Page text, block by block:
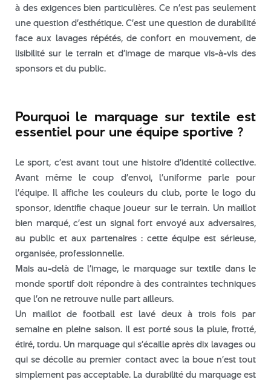
juin 2026
mai 2026
avril 2026
décembre 2025
novembre 2025
août 2025
juillet 2025
juin 2025
mai 2025
mars 2025
février 2025
janvier 2024
décembre 2023
novembre 2023
septembre 2023
à des exigences bien particulières. Ce n’est pas seulement
une question d’esthétique. C’est une question de durabilité
face aux lavages répétés, de confort en mouvement, de
lisibilité sur le terrain et d’image de marque vis-à-vis des
sponsors et du public.
Pourquoi le marquage sur textile est
essentiel pour une équipe sportive ?
Le sport, c’est avant tout une histoire d’identité collective.
Avant même le coup d’envoi, l’uniforme parle pour
l’équipe. Il affiche les couleurs du club, porte le logo du
sponsor, identifie chaque joueur sur le terrain. Un maillot
bien marqué, c’est un signal fort envoyé aux adversaires,
au public et aux partenaires : cette équipe est sérieuse,
organisée, professionnelle.
Mais au-delà de l’image, le marquage sur textile dans le
monde sportif doit répondre à des contraintes techniques
que l’on ne retrouve nulle part ailleurs.
Un maillot de football est lavé deux à trois fois par
semaine en pleine saison. Il est porté sous la pluie, frotté,
étiré, tordu. Un marquage qui s’écaille après dix lavages ou
qui se décolle au premier contact avec la boue n’est tout
simplement pas acceptable. La durabilité du marquage est